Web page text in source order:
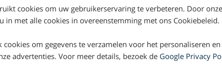
bijtincidenten.
cookies om uw gebruikerservaring te verbeteren. Door
in met alle cookies in overeenstemming met ons Cookiebeleid.
cookies om gegevens te verzamelen voor het personaliseren
advertenties. Voor meer details, bezoek de Google Privacy